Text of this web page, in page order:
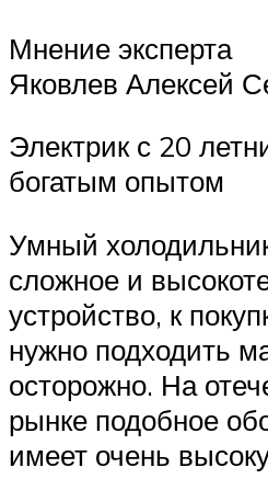
Мнение эксперта
Яковлев Алексей
Электрик с 20
богатым опытом
Умный
сложное и
устройство, к
нужно подходить
осторожно. На
рынке подобное
имеет очень